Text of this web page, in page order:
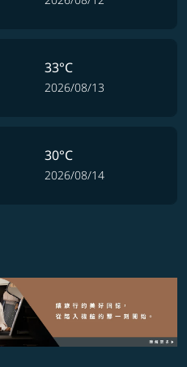
33°C
2026/08/13
30°C
2026/08/14